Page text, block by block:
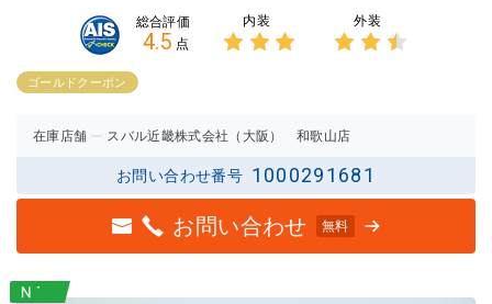
総合評価
4.5 点
内装 外装
ゴールドクーポン
在庫店舗 スバル近畿株式会社（大阪） 和歌山店
お問い合わせ番号 1000291681
お問い合わせ 無料